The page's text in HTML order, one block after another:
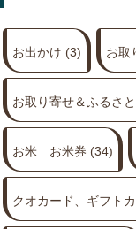
お出かけ (3) お取
お取り寄せ＆ふるさ
お米 お米券 (34)
クオカード、ギフト